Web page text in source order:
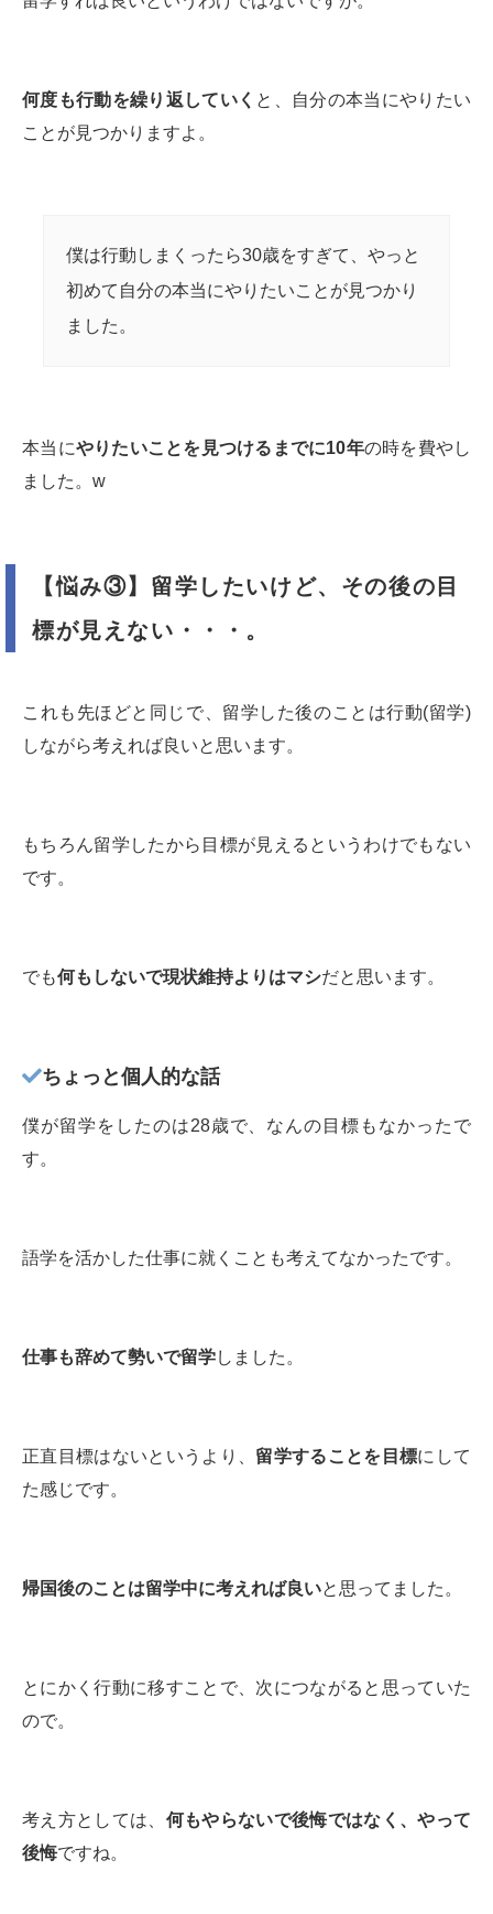
何度も行動を繰り返していく と、自分の本当にやりたい
ことが見つかりますよ。
僕は行動しまくったら30歳をすぎて、やっと
初めて自分の本当にやりたいことが見つかり
ました。
本当にやりたいことを見つけるまでに10年の時を費やし
ました。w
【悩み③】留学したいけど、その後の目
標が見えない・・・。
これも先ほどと同じで、留学した後のことは行動(留学)
しながら考えれば良いと思います。
もちろん留学したから目標が見えるというわけでもない
です。
でも何もしないで現状維持よりはマシだと思います。
ちょっと個人的な話
僕が留学をしたのは28歳で、なんの目標もなかったで
す。
語学を活かした仕事に就くことも考えてなかったです。
仕事も辞めて勢いで留学しました。
正直目標はないというより、 留学することを目標にして
た感じです。
帰国後のことは留学中に考えれば良いと思ってました。
とにかく行動に移すことで、次につながると思っていた
ので。
考え方としては、 何もやらないで後悔ではなく、やって
後悔ですね。